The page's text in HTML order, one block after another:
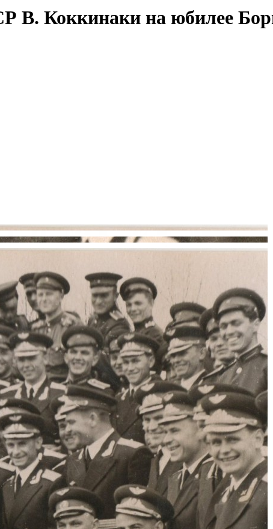
Коккинаки на юбилее